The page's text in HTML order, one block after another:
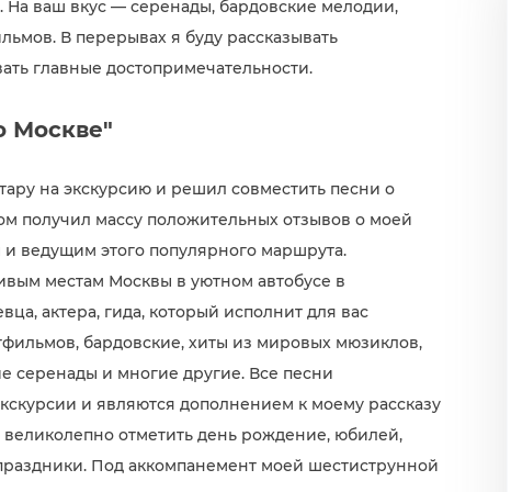
ваш вкус — серенады, бардовские мелодии,
В перерывах я буду рассказывать
главные достопримечательности.
Москве"
на экскурсию и решил совместить песни о
получил массу положительных отзывов о моей
ведущим этого популярного маршрута.
местам Москвы в уютном автобусе в
актера, гида, который исполнит для вас
бардовские, хиты из мировых мюзиклов,
серенады и многие другие. Все песни
и являются дополнением к моему рассказу
отметить день рождение, юбилей,
Под аккомпанемент моей шестиструнной